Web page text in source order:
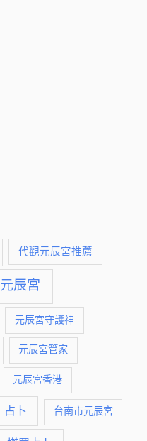
代觀元辰宮推薦
元辰宮
元辰宮守護神
元辰宮管家
元辰宮香港
占卜 台南市元辰宮